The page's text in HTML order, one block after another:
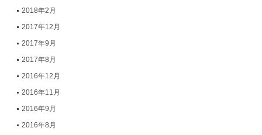
2018年2月
2017年12月
2017年9月
2017年8月
2016年12月
2016年11月
2016年9月
2016年8月